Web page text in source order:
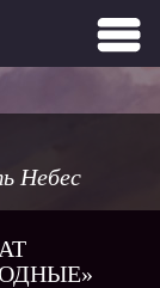
Небес